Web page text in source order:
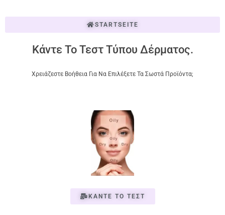
STARTSEITE
Κάντε Το Τεστ Τύπου Δέρματος.
Χρειάζεστε Βοήθεια Για Να Επιλέξετε Τα Σωστά Προϊόντα;
ΚΑΝΤΕ ΤΟ ΤΕΣΤ